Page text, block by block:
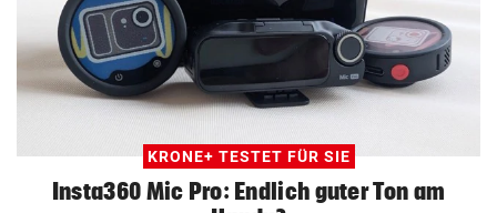
KRONE+ TESTET FÜR SIE
Insta360 Mic Pro: Endlich guter Ton am